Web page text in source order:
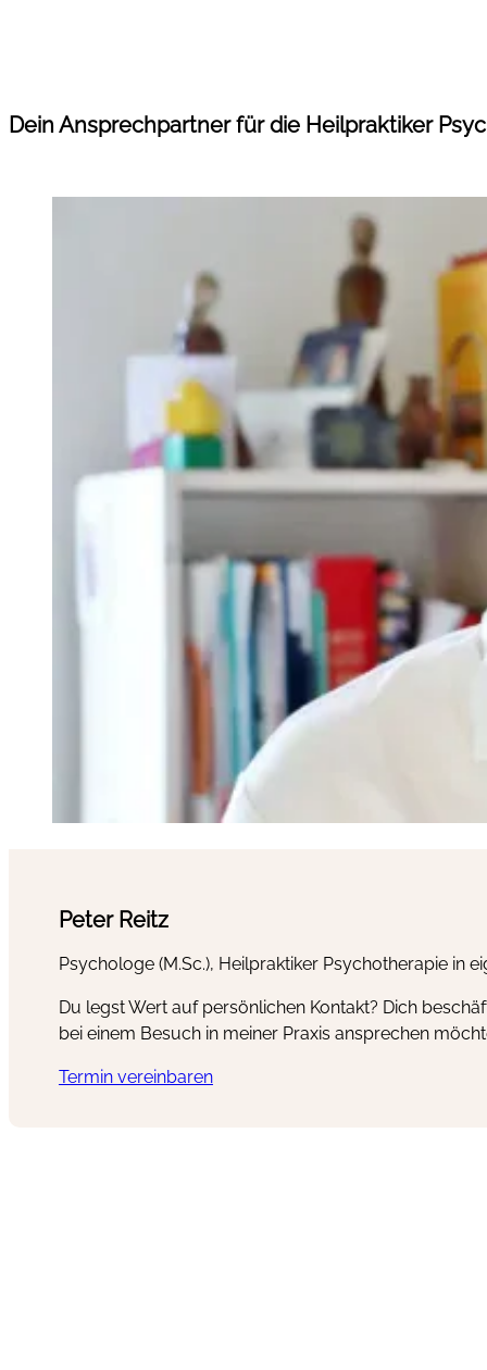
Dein Ansprechpartner für die Heilpraktiker
Peter Reitz
Psychologe (M.Sc.), Heilpraktiker Psychotherapie in
Du legst Wert auf persönlichen Kontakt? Dich
bei einem Besuch in meiner Praxis ansprechen
Termin vereinbaren